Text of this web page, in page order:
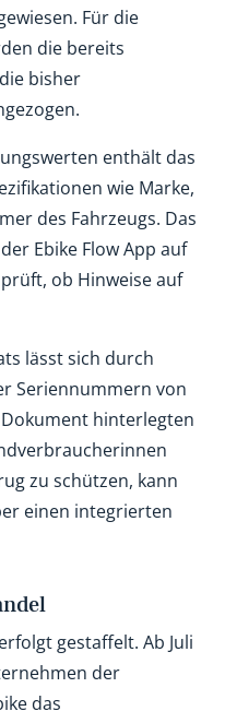
Für die
die bereits
bisher
enthält das
wie Marke,
des Fahrzeugs. Das
Ebike Flow App auf
ob Hinweise auf
lässt sich durch
Seriennummern von
hinterlegten
zu schützen, kann
einen integrierten
gestaffelt. Ab Juli
der
das